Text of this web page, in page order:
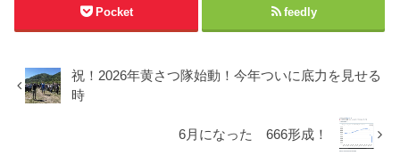
Pocket feedly
祝！2026年黄さつ隊始動！今年ついに底力を見せる
時
6月になった 666形成！